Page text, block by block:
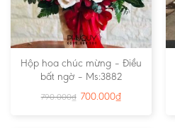
Hộp hoa chúc mừng – Điều
bất ngờ – Ms:3882
790.000₫ 700.000₫